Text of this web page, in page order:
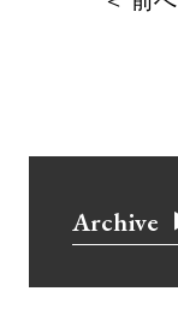
Archive